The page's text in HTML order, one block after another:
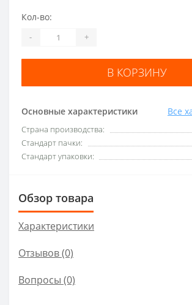
Основные характеристики Все
Страна производства:
Стандарт пачки:
Стандарт упаковки:
Кол-во:
- +
В КОРЗИНУ
Обзор товара
Характеристики
Отзывов (0)
Вопросы (0)